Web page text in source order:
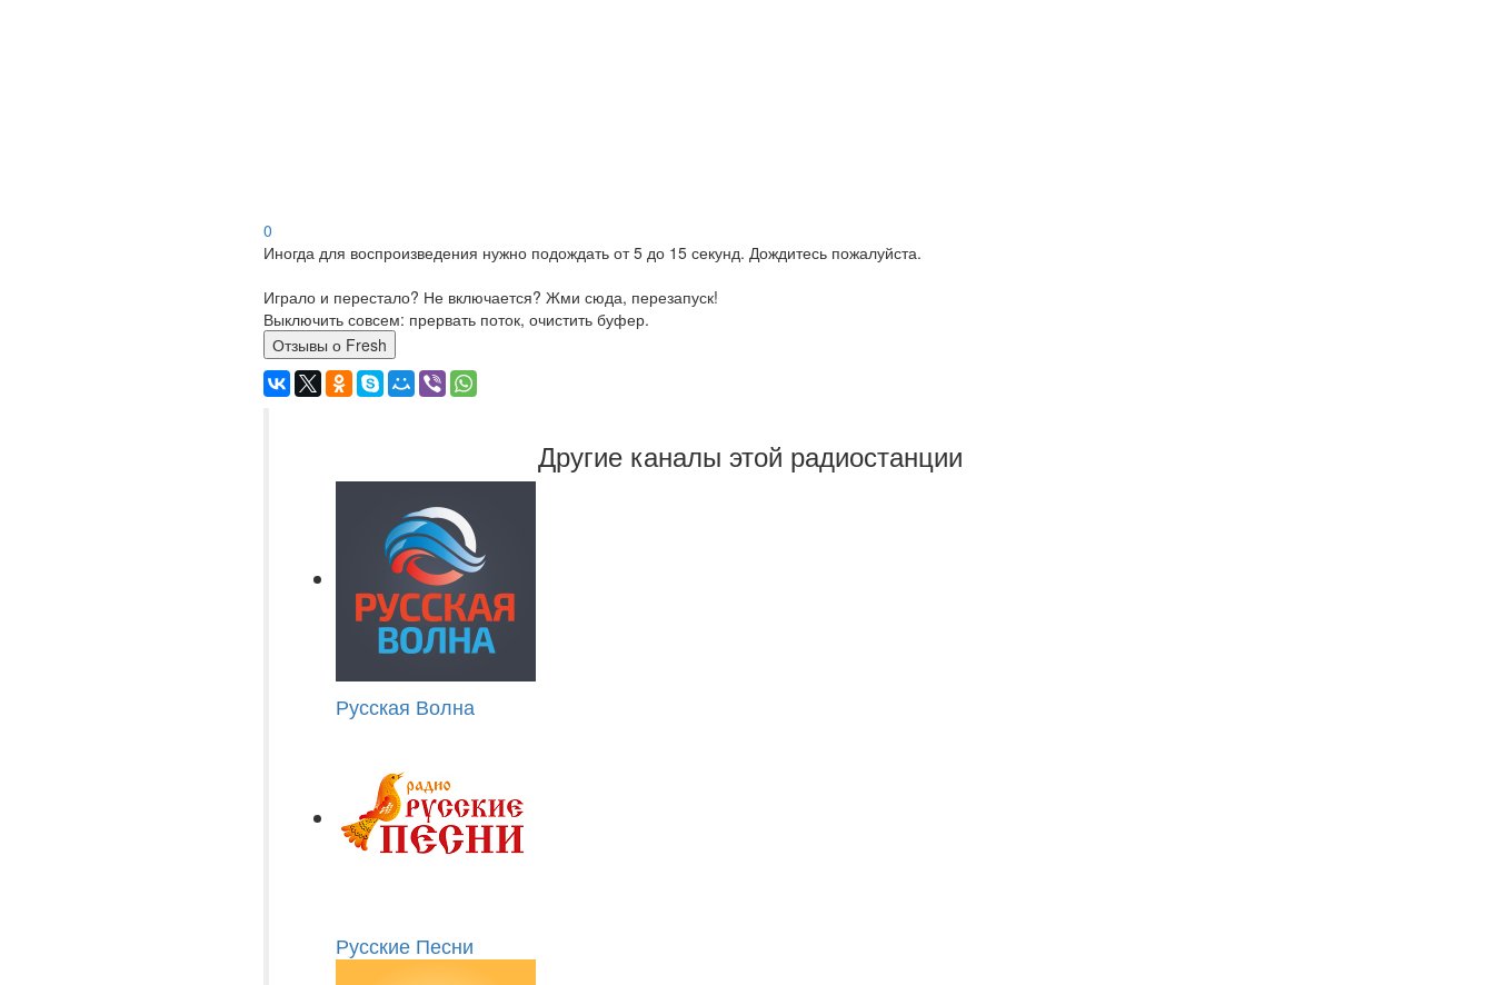
0
Иногда для воспроизведения нужно подождать от 5 до 15 секунд. Дождитесь пожалуйста.
Играло и перестало? Не включается? Жми сюда, перезапуск!
Выключить совсем: прервать поток, очистить буфер.
Отзывы о Fresh
Другие каналы этой радиостанции
Русская Волна
Русские Песни